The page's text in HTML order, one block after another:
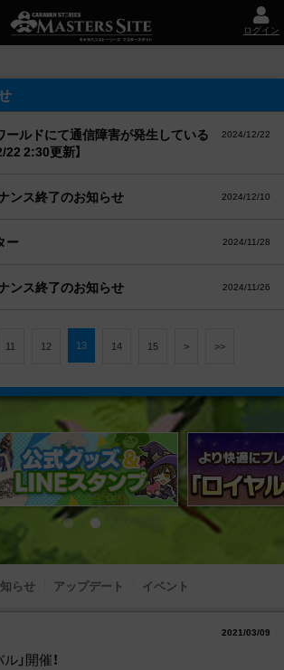
ログイン
ールドにて通信障害が発生している
22 2:30更新】
2024/12/22
ンス終了のお知らせ 2024/12/10
ー 2024/11/28
ンス終了のお知らせ 2024/11/26
11 12 13 14 15 > >>
らせ アップデート イベント
2021/03/09
」開催！